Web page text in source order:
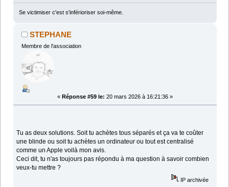
Se victimiser c'est s'inférioriser soi-même.
STEPHANE
Membre de l'association
« Réponse #59 le: 20 mars 2026 à 16:21:36 »
Tu as deux solutions. Soit tu achètes tous séparés et ça va te coûter
une blinde ou soit tu achètes un ordinateur ou tout est centralisé
comme un Apple voilà mon avis.
Ceci dit, tu n'as toujours pas répondu à ma question à savoir combien
veux-tu mettre ?
IP archivée